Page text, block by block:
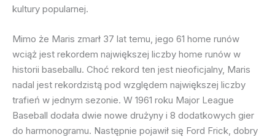
kultury popularnej.
Mimo że Maris zmarł 37 lat temu, jego 61 home runów
wciąż jest rekordem największej liczby home runów w
historii baseballu. Choć rekord ten jest nieoficjalny, Maris
nadal jest rekordzistą pod względem największej liczby
trafień w jednym sezonie. W 1961 roku Major League
Baseball dodała dwie nowe drużyny i 8 dodatkowych gier
do harmonogramu. Następnie pojawił się Ford Frick, dobry